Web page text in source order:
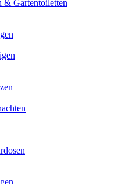
& Gartentoiletten